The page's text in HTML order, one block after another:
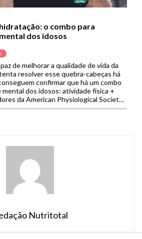
o combo para
dos idosos
de melhorar a qualidade de vida da
resolver esse quebra-cabeças há
confirmar que há um combo
mental dos idosos: atividade física +
da American Physiological Society
análise comparativa, as pessoas mais
Nutritotal